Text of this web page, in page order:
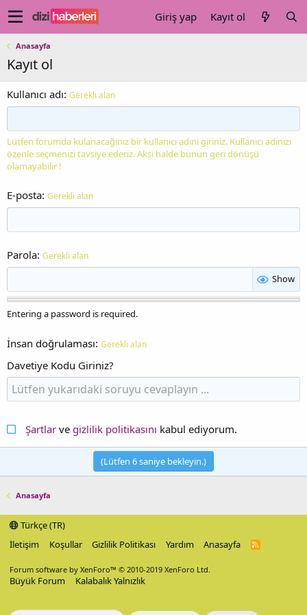
Giriş yap Kayıt ol
Anasayfa
Kayıt ol
Kullanıcı adı Gerekli alan
Lütfen forumda kulanacağınız bir kullanıcı adını giriniz. Kullanıcı adınızı
özenle seçmenizi tavsiye ederiz. Aksi halde bunun geri dönüşü
olamayabilir !
E-posta Gerekli alan
Parola Gerekli alan
Show
Entering a password is required.
İnsan doğrulaması Gerekli alan
Davetiye Kodu Giriniz?
Şartlar ve gizlilik politikasını kabul ediyorum.
(Lütfen 6saniye bekleyin.)
Anasayfa
Türkçe (TR)
İletişim
Koşullar Gizlilik Politikası Yardım Anasayfa
R
Forum software by XenForo™ © 2010-2019 XenForo Ltd.
Büyük Forum Kalabalık Yalnızlık